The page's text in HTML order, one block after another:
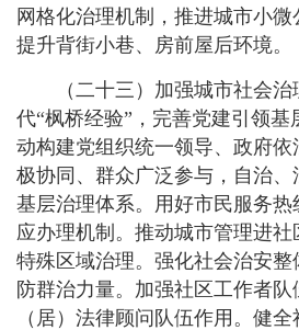
网格化治理机制，推进城市小
提升背街小巷、房前屋后环境。
（二十三）加强城市社会
代“枫桥经验”，完善党建引领基
动构建党组织统一领导、政府
极协同、群众广泛参与，自治
基层治理体系。用好市民服务
应办理机制。推动城市管理进
特殊区域治理。强化社会治安
防群治力量。加强社区工作者
（居）法律顾问队伍作用。健